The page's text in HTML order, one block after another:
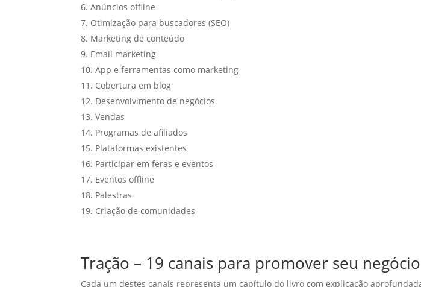
Anúncios offline
Otimização para buscadores (SEO)
Marketing de conteúdo
Email marketing
App e ferramentas como marketing
Cobertura em blog
Desenvolvimento de negócios
Vendas
Programas de afiliados
Plataformas existentes
Participar em feras e eventos
Eventos offline
Palestras
Criação de comunidades
Tração – 19 canais para promover seu
Cada um destes canais representa um capítulo do livro com explicação